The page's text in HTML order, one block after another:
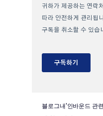
블로그내'인바운드 관